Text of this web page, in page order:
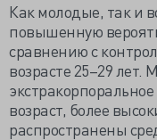
Как молодые, так и
повышенную
сравнению с
возрасте 25–29
возраст, более
распространены